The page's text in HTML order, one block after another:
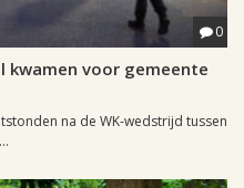
0
kwamen voor gemeente
na de WK-wedstrijd tussen